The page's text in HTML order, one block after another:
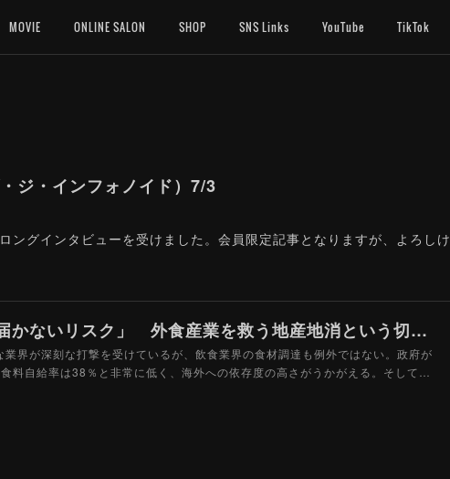
MOVIE ONLINE SALON SHOP SNS Links YouTube TikTok
ジ・インフォノイド）7/3
ングインタビューを受けました。会員限定記事となりますが、よろしけ
中東危機で輸入食材に「届かないリスク」 外食産業を救う地産地消という切り札 - みんかぶ（マガジン）
界が深刻な打撃を受けているが、飲食業界の食材調達も例外ではない。政府が
料自給率は38％と非常に低く、海外への依存度の高さがうかがえる。そして…